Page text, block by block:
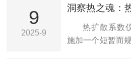
用领域以及重要
9
2025-9
洞察热之魂
热扩散系数
施加一个短暂而